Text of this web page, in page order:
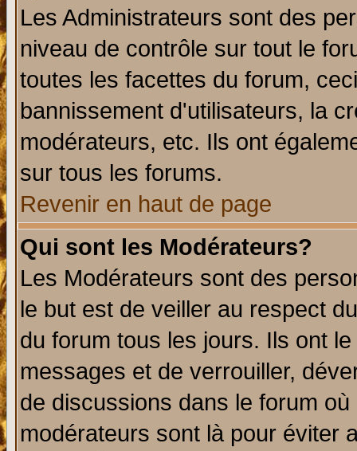
Les Administrateurs sont des
niveau de contrôle sur tout le
toutes les facettes du forum,
bannissement d'utilisateurs, la
modérateurs, etc. Ils ont
sur tous les forums.
Revenir en haut de page
Qui sont les Modérateurs?
Les Modérateurs sont des
le but est de veiller au respect
du forum tous les jours. Ils ont
messages et de verrouiller,
de discussions dans le forum
modérateurs sont là pour éviter